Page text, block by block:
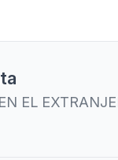
EXTRANJERO